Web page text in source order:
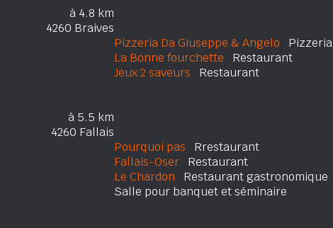
à 4.8 km
4260 Braives
Pizzeria Da Giuseppe & Angelo Pizzeria
La Bonne fourchette Restaurant
Jeux 2 saveurs Restaurant
à 5.5 km
4260 Fallais
Pourquoi pas Rrestaurant
Fallais-Oser Restaurant
Le Chardon Restaurant gastronomique
Salle pour banquet et séminaire